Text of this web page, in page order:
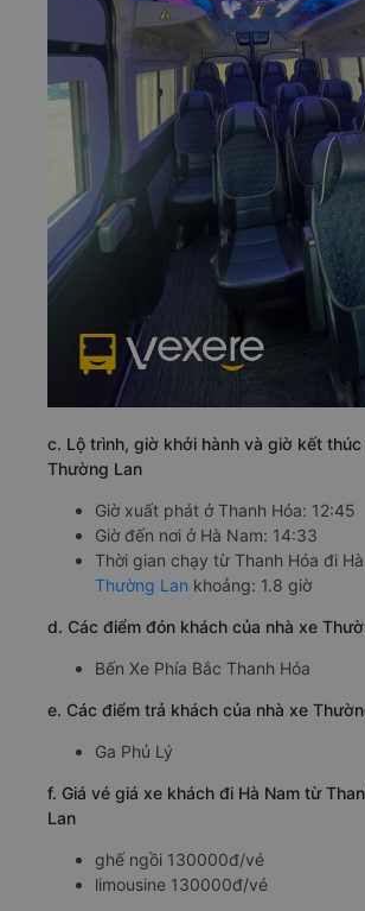
c. Lộ trình, giờ khởi hành và giờ kết
Thường Lan
Giờ xuất phát ở Thanh Hóa: 12:45
Giờ đến nơi ở Hà Nam: 14:33
Thời gian chạy từ Thanh Hóa đi
Thường Lan khoảng: 1.8 giờ
d. Các điểm đón khách của nhà xe
Bến Xe Phía Bắc Thanh Hóa
e. Các điểm trả khách của nhà xe
Ga Phủ Lý
f. Giá vé giá xe khách đi Hà Nam từ
Lan
ghế ngồi 130000đ/vé
limousine 130000đ/vé